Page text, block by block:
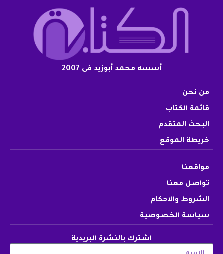
أسسه محمد أبوزيد فى 2007
من نحن
قائمة الكتاب
البحث المتقدم
خريطة الموقع
مواقعنا
تواصل معنا
الشروط والاحكام
سياسة الخصوصية
اشترك بالنشرة البريدية